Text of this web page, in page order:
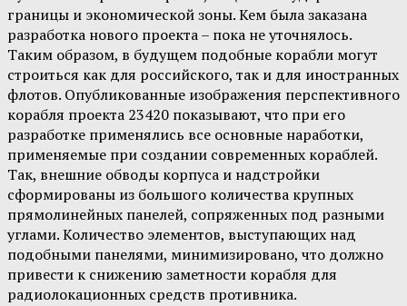
границы и экономической зоны. Кем была заказана
разработка нового проекта – пока не уточнялось.
Таким образом, в будущем подобные корабли могут
строиться как для российского, так и для иностранных
флотов. Опубликованные изображения перспективного
корабля проекта 23420 показывают, что при его
разработке применялись все основные наработки,
применяемые при создании современных кораблей.
Так, внешние обводы корпуса и надстройки
сформированы из большого количества крупных
прямолинейных панелей, сопряженных под разными
углами. Количество элементов, выступающих над
подобными панелями, минимизировано, что должно
привести к снижению заметности корабля для
радиолокационных средств противника.